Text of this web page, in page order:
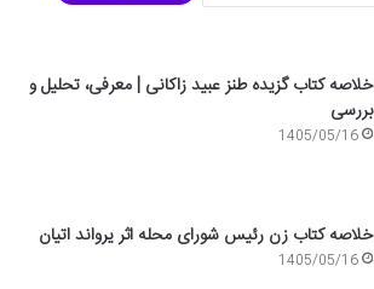
خلاصه کتاب گزیده طنز عبید زاکانی | معرفی، تحلیل و
بررسی
1405/05/16
خلاصه کتاب زن رئیس شورای محله اثر یرواند اتیان
1405/05/16